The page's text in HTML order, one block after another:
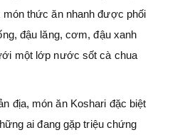
thức ăn nhanh được phối
đậu lăng, cơm, đậu xanh
một lớp nước sốt cà chua
địa, món ăn Koshari đặc biệt
ai đang gặp triệu chứng